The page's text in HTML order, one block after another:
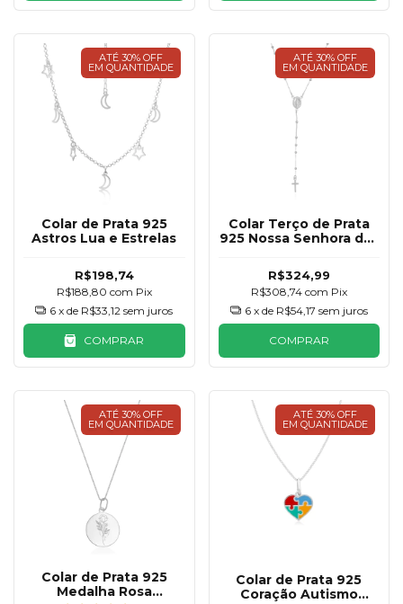
ATÉ 30% OFF
EM QUANTIDADE
Colar de Prata 925
Astros Lua e Estrelas
R$198,74
R$188,80 com Pix
6 x de R$33,12 sem juros
COMPRAR
ATÉ 30% OFF
EM QUANTIDADE
Colar Terço de Prata
925 Nossa Senhora das
R$324,99
R$308,74 com Pix
6 x de R$54,17 sem juros
COMPRAR
ATÉ 30% OFF
EM QUANTIDADE
Colar de Prata 925
Medalha Rosa
ATÉ 30% OFF
EM QUANTIDADE
Colar de Prata 925
Coração Autismo